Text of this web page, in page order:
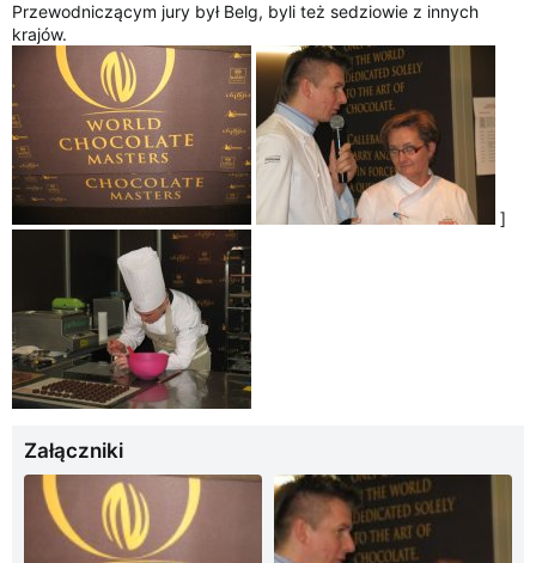
Przewodniczącym jury był Belg, byli też sedziowie z innych
krajów.
]
Załączniki